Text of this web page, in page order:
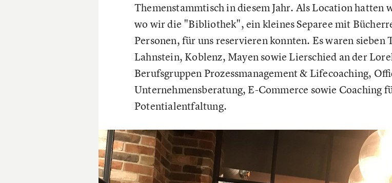
Themenstammtisch in diesem Jahr. Als Location hatten
wo wir die "Bibliothek", ein kleines Separee mit
Personen, für uns reservieren konnten. Es waren
Lahnstein, Koblenz, Mayen sowie Lierschied an der
Berufsgruppen Prozessmanagement & Lifecoaching,
Unternehmensberatung, E-Commerce sowie Coaching
Potentialentfaltung.